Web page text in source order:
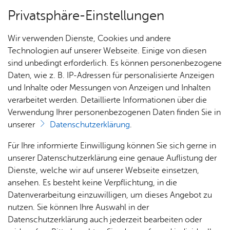
Über­sicht Bür­ger & Stadt
Rat­
haus &
Bür­
ger­
ser­vice
Rat­
häu­ser
Nach­
rich­
ten,
Vi­de­os
& Bil­
der
Me­di­
Jobs
Stel­
len­an­
ge­bo­te
Aus­bil­
dung &
Stu­di­
Bauen
& Um­
welt
Geo­
da­ten
Ge­
sund­
heit &
kum
Dienst­leis­tun­gen A–Z
Vor­le­sen
Aus­kunft aus der Kauf­preis­
samm­lung
Die Kaufpreissammlung enthält die Ergebnisse der
Auswertung von Grundstückskauf- und
Grundstückstauschverträgen sowie von anderen
Vorgängen der Eigentumsübertragung und stellt die
Privatsphäre-Einstellungen
Wir verwenden Dienste, Cookies und andere
Technologien auf unserer Webseite. Einige von diesen
sind unbedingt erforderlich. Es können personenbezogene
Daten, wie z. B. IP-Adressen für personalisierte Anzeigen
und Inhalte oder Messungen von Anzeigen und Inhalten
verarbeitet werden. Detaillierte Informationen über die
Verwendung Ihrer personenbezogenen Daten finden Sie in
unserer
Datenschutzerklärung.
Für Ihre informierte Einwilligung können Sie sich gerne in
unserer Datenschutzerklärung eine genaue Auflistung der
Dienste, welche wir auf unserer Webseite einsetzen,
ansehen. Es besteht keine Verpflichtung, in die
Datenverarbeitung einzuwilligen, um dieses Angebot zu
nutzen. Sie können Ihre Auswahl in der
Datenschutzerklärung auch jederzeit bearbeiten oder